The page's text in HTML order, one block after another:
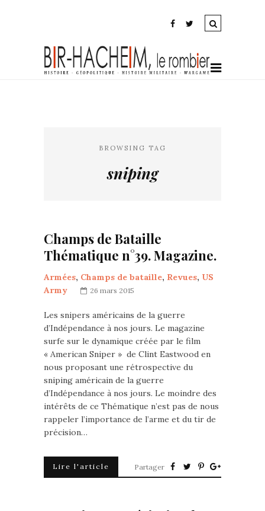
BROWSING TAG
sniping
Champs de Bataille
Thématique n°39. Magazine.
Armées, Champs de bataille, Revues, US
Army
26 mars 2015
Les snipers américains de la guerre
d’Indépendance à nos jours. Le magazine
surfe sur le dynamique créée par le film
« American Sniper » de Clint Eastwood en
nous proposant une rétrospective du
sniping américain de la guerre
d’Indépendance à nos jours. Le moindre des
intérêts de ce Thématique n’est pas de nous
rappeler l’importance de l’arme et du tir de
précision…
Lire l'article Partager